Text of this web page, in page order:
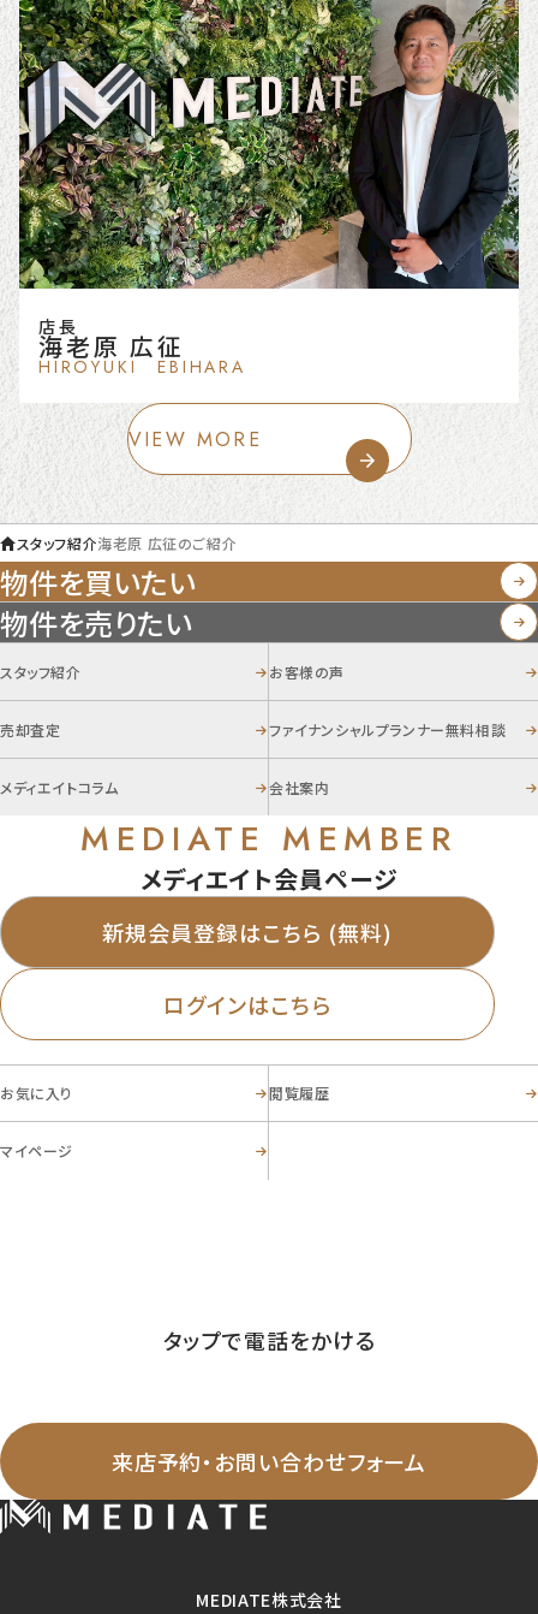
店長
海老原 広征
HIROYUKI EBIHARA
VIEW MORE
スタッフ紹介海老原 広征のご紹介
物件を買いたい
物件を売りたい
スタッフ紹介 お客様の声
売却査定 ファイナンシャルプランナー無料相談
メディエイトコラム 会社案内
MEDIATE MEMBER
メディエイト会員ページ
新規会員登録はこちら (無料)
ログインはこちら
お気に入り 閲覧履歴
マイページ
タップで電話をかける
来店予約・お問い合わせフォーム
MEDIATE株式会社